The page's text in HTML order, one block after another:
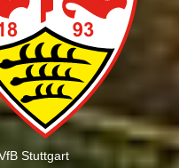
Stuttgart